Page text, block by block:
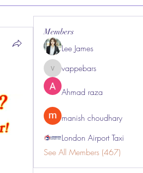
Members
Lee James
vappebars
vappebars
Ahmad raza
manish choudhary
London Airport Taxi
See All Members (467)